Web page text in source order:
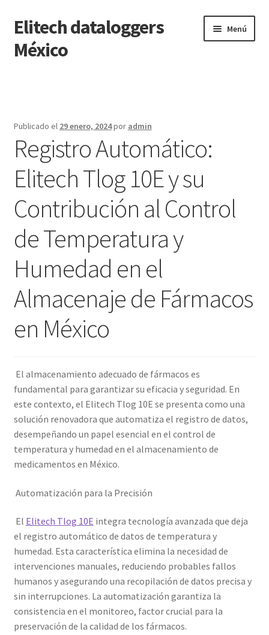
Saltar
a
navegación
Ir
al
contenido
Elitech dataloggers
México
Menú
Finalizar compra
Mi cuenta
Página de ejemplo
Tienda
Publicado el 29 enero, 2024por admin
Registro Automático:
Elitech Tlog 10E y su
Contribución al Control
de Temperatura y
Humedad en el
Almacenaje de Fármacos
en México
El almacenamiento adecuado de fármacos es
fundamental para garantizar su eficacia y seguridad. En
este contexto, el Elitech Tlog 10E se presenta como una
solución renovadora que automatiza el registro de datos,
desempeñando un papel esencial en el control de
temperatura y humedad en el almacenamiento de
medicamentos en México.
Automatización para la Precisión
El Elitech Tlog 10E integra tecnología avanzada que deja
el registro automático de datos de temperatura y
humedad. Esta característica elimina la necesidad de
intervenciones manuales, reduciendo probables fallos
humanos y asegurando una recopilación de datos precisa y
sin interrupciones. La automatización garantiza la
consistencia en el monitoreo, factor crucial para la
preservación de la calidad de los fármacos.